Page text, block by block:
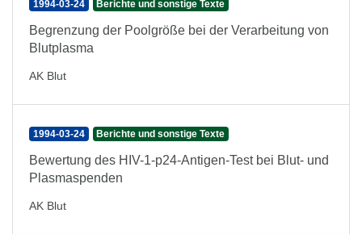
1994-03-24 Berichte und sonstige Texte
Begrenzung der Poolgröße bei der Verarbeitung von
Blutplasma
AK Blut
1994-03-24 Berichte und sonstige Texte
Bewertung des HIV-1-p24-Antigen-Test bei Blut- und
Plasmaspenden
AK Blut